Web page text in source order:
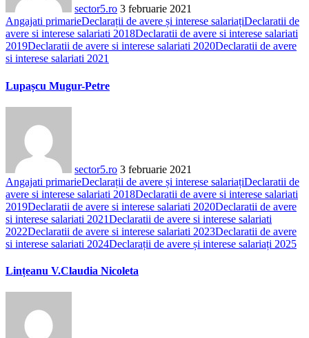
sector5.ro 3 februarie 2021
Angajati primarieDeclarații de avere și interese salariațiDeclaratii de
avere si interese salariati 2018Declaratii de avere si interese salariati
2019Declaratii de avere si interese salariati 2020Declaratii de avere
si interese salariati 2021
Lupașcu Mugur-Petre
sector5.ro 3 februarie 2021
Angajati primarieDeclarații de avere și interese salariațiDeclaratii de
avere si interese salariati 2018Declaratii de avere si interese salariati
2019Declaratii de avere si interese salariati 2020Declaratii de avere
si interese salariati 2021Declaratii de avere si interese salariati
2022Declaratii de avere si interese salariati 2023Declaratii de avere
si interese salariati 2024Declarații de avere și interese salariați 2025
Lințeanu V.Claudia Nicoleta